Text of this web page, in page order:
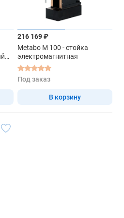
216 169 ₽
Metabo M 100 - стойка
электромагнитная
Под заказ
В корзину